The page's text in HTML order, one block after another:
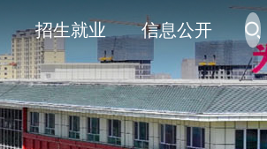
招生就业 信息公开